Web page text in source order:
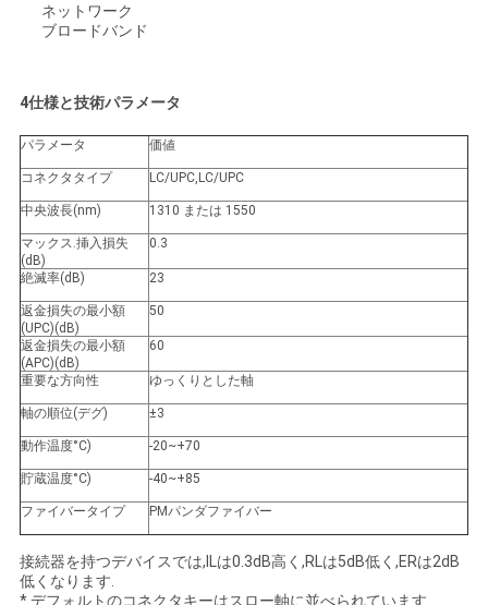
ネットワーク
ブロードバンド
4仕様と技術パラメータ
パラメータ 価値
コネクタタイプ LC/UPC,LC/UPC
中央波長(nm) 1310 または 1550
マックス.挿入損失
(dB)
0.3
絶滅率(dB) 23
返金損失の最小額
(UPC)(dB)
50
返金損失の最小額
(APC)(dB)
60
重要な方向性 ゆっくりとした軸
軸の順位(デグ) ±3
動作温度°C) -20~+70
貯蔵温度°C) -40~+85
ファイバータイプ PMパンダファイバー
接続器を持つデバイスでは,ILは0.3dB高く,RLは5dB低く,ERは2dB
低くなります.
* デフォルトのコネクタキーはスロー軸に並べられています.